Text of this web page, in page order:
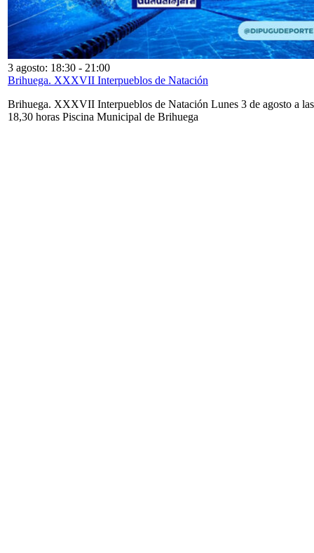
3 agosto: 18:30 - 21:00
Brihuega. XXXVII Interpueblos de Natación
Brihuega. XXXVII Interpueblos de Natación Lunes 3 de agosto a las
18,30 horas Piscina Municipal de Brihuega